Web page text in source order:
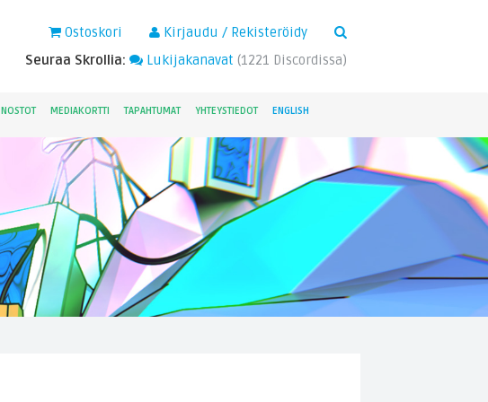
Kirjaudu / Rekisteröidy
Ostoskori
Seuraa Skrollia:
Lukijakanavat (1221 Discordissa)
NOSTOT MEDIAKORTTI TAPAHTUMAT YHTEYSTIEDOT ENGLISH